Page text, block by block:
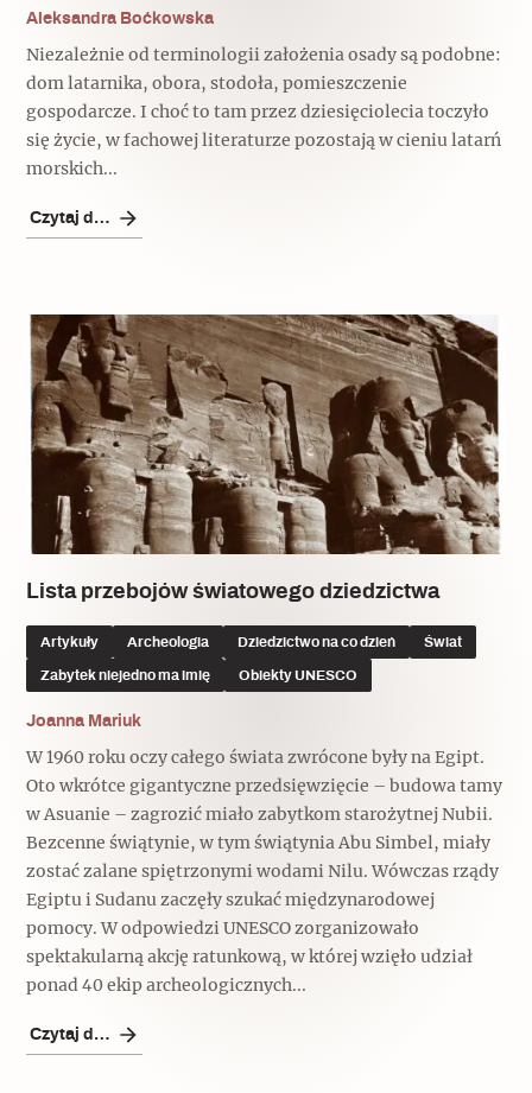
Popularne
Szyb pierwszej windy w Warszawie
Świat
Zabierz mapę na wakacje!
Aleksandra Boćkowska
Niezależnie od terminologii założenia osady są podobne:
dom latarnika, obora, stodoła, pomieszczenie
gospodarcze. I choć to tam przez dziesięciolecia toczyło
się życie, w fachowej literaturze pozostają w cieniu latarń
morskich...
Czytaj dalej
Lista przebojów światowego dziedzictwa
Artykuły Archeologia Dziedzictwo na co dzień Świat
Zabytek niejedno ma imię Obiekty UNESCO
Joanna Mariuk
W 1960 roku oczy całego świata zwrócone były na Egipt.
Oto wkrótce gigantyczne przedsięwzięcie – budowa tamy
w Asuanie – zagrozić miało zabytkom starożytnej Nubii.
Bezcenne świątynie, w tym świątynia Abu Simbel, miały
zostać zalane spiętrzonymi wodami Nilu. Wówczas rządy
Egiptu i Sudanu zaczęły szukać międzynarodowej
pomocy. W odpowiedzi UNESCO zorganizowało
spektakularną akcję ratunkową, w której wzięło udział
ponad 40 ekip archeologicznych...
Czytaj dalej